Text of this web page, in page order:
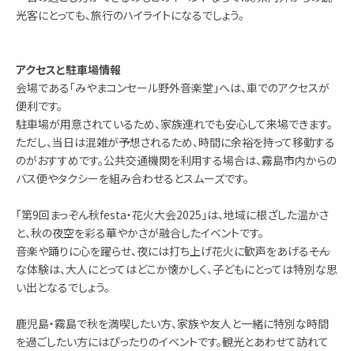
光客にとっても、旅行のハイライトになるでしょう。
アクセスと駐車場情報
会場である「みやまコンセール野外音楽堂」へは、車でのアクセスが
便利です。
駐車場が用意されているため、家族連れでも安心して来場できます。
ただし、当日は混雑が予想されるため、時間に余裕を持って移動する
のがおすすめです。公共交通機関を利用する場合は、霧島市内からの
バス便やタクシーを組み合わせるとスムーズです。
「第9回まっぞん秋festa・花火大会2025」は、地域に根ざした温かさ
と、秋の夜空を彩る華やかさが融合したイベントです。
音楽や踊りに心を躍らせ、夜には打ち上げ花火に歓声をあげる――そん
な体験は、大人にとってはどこか懐かしく、子どもにとっては特別な思
い出となるでしょう。
鹿児島・霧島で秋を満喫したい方、家族や友人と一緒に特別な時間
を過ごしたい方にはぴったりのイベントです。観光とあわせて訪れて